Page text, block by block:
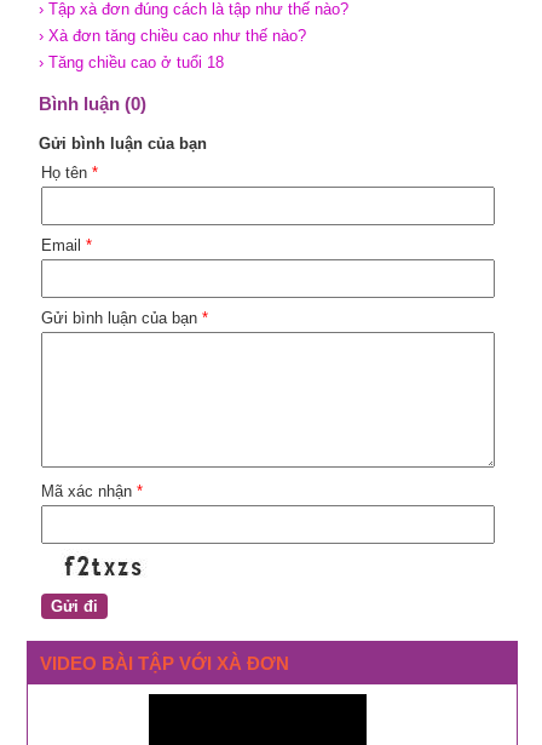
› Tập xà đơn đúng cách là tập như thế nào?
› Xà đơn tăng chiều cao như thế nào?
› Tăng chiều cao ở tuổi 18
Bình luận (0)
Gửi bình luận của bạn
Họ tên *
Email *
Gửi bình luận của bạn *
Mã xác nhận *
VIDEO BÀI TẬP VỚI XÀ ĐƠN